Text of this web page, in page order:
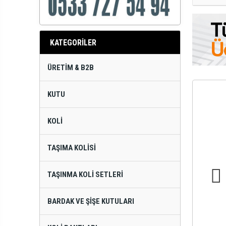
KATEGORİLER
ÜRETIM & B2B
KUTU
KOLI
TAŞIMA KOLISI
TAŞINMA KOLI SETLERI
BARDAK VE ŞIŞE KUTULARI